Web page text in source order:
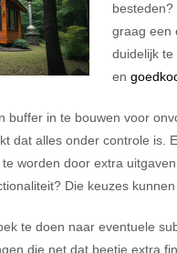
graag een
duidelijk
en
buffer in te bouwen voor
dat alles onder controle is.
worden door extra
Die keuzes
te doen naar eventuele
die net dat beetje extra